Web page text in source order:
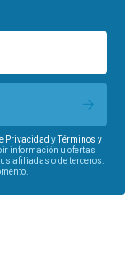
Privacidad yTérminos y
información u ofertas
afiliadas o de terceros.